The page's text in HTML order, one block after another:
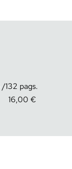
132
16,00 €